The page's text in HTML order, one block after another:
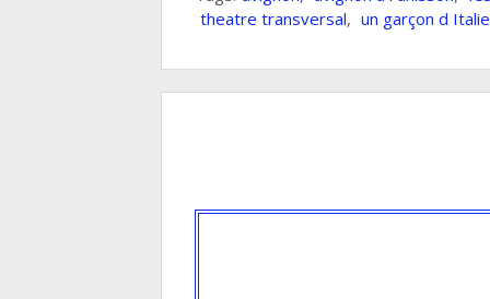
theatre transversal, un garçon d Italie